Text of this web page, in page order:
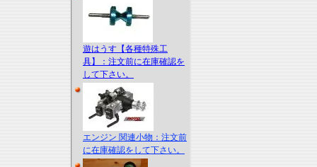
遊はうす【各種特殊工
具】：注文前に在庫確認を
して下さい。
エンジン 関連小物：注文前
に在庫確認をして下さい。